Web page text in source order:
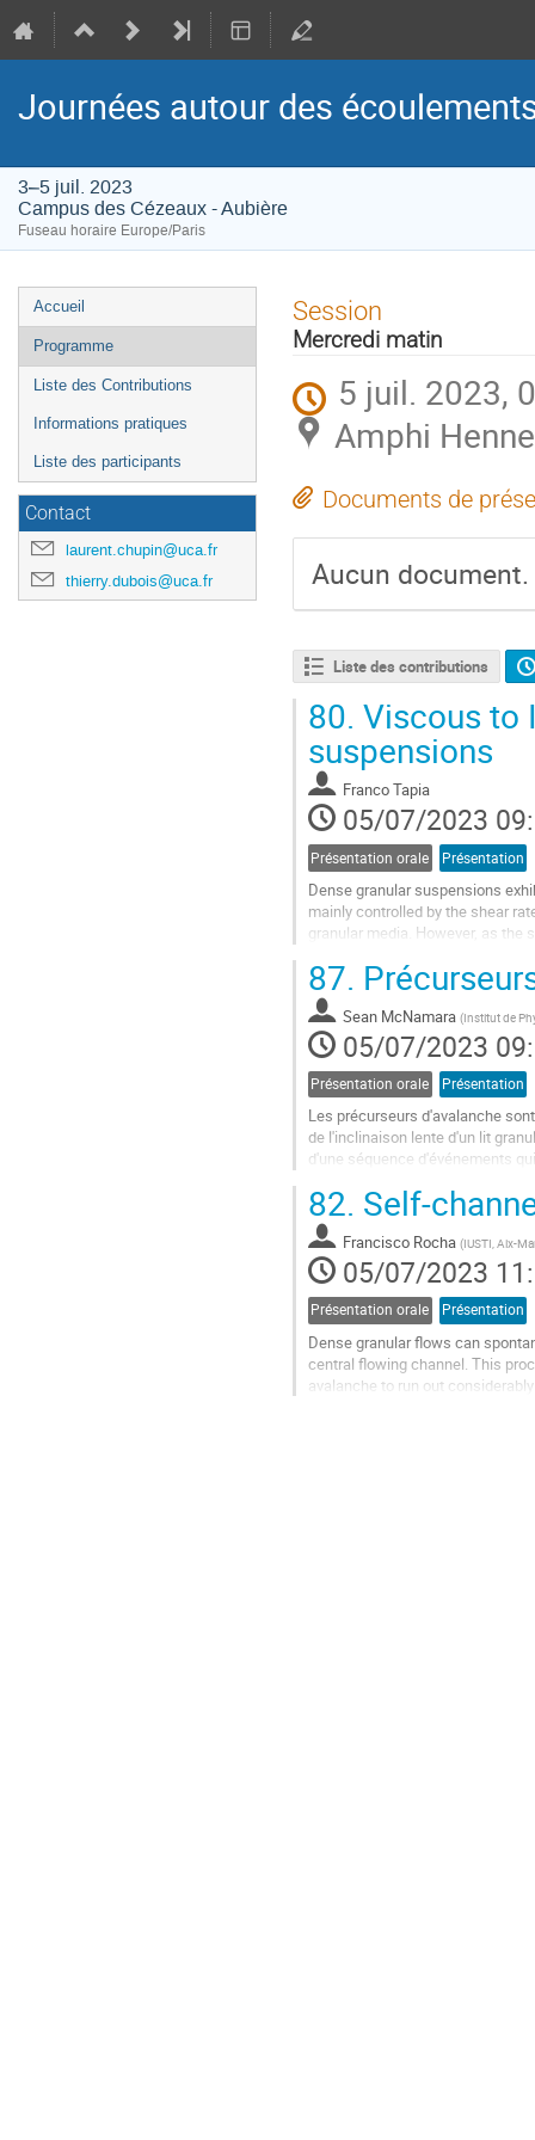
Journées autour des
3–5 juil. 2023
Campus des Cézeaux - Aubière
Fuseau horaire Europe/Paris
Menu
de
l'événement
Accueil
Programme
Liste des Contributions
Informations pratiques
Liste des participants
Contact
laurent.chupin@uca.fr
thierry.dubois@uca.fr
Session
Mercredi matin
5 juil. 2023,
Amphi
Documents de
Aucun document.
Liste des contributions
80. Viscous to
suspensions
Franco Tapia
05/07/2023
Présentation orale Présentation
Dense granular suspensions
mainly controlled by the shear
granular media. However, as
Aller
à
la
page
de
la
contribution
87.
Sean McNamara (Institut de
05/07/2023
Présentation orale Présentation
Les précurseurs d'avalanche
de l'inclinaison lente d'un lit
d'une séquence d'événements
Une...
Aller
à
la
page
de
la
contribution
82. Self-
Francisco Rocha (IUSTI, Aix-
05/07/2023
Présentation orale Présentation
Dense granular flows can
central flowing channel. This
avalanche to run out